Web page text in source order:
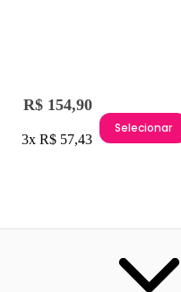
R$ 154,90
3x R$ 57,43
Selecionar